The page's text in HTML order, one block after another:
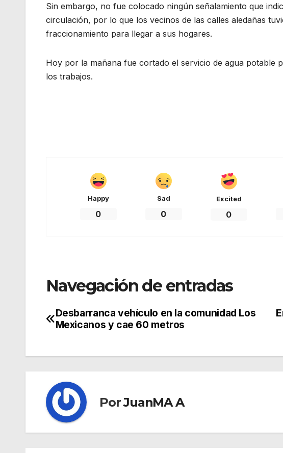
Sin embargo, no fue colocado ningún señalamiento que
circulación, por lo que los vecinos de las calles aledañas
fraccionamiento para llegar a sus hogares.
Hoy por la mañana fue cortado el servicio de agua potable
los trabajos.
Happy
0
Sad
0
Excited
0
Navegación de entradas
Desbarranca vehículo en la comunidad Los
Mexicanos y cae 60 metros
PorJuanMA A